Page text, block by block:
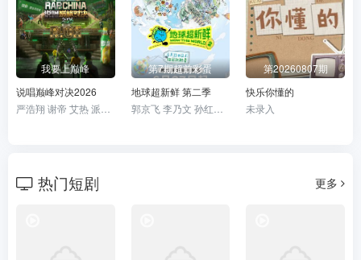
我要上巅峰
说唱巅峰对决2026
第7期超前彩蛋
地球超新鲜 第二季
第20260807期
快乐你懂的
未录入
热门短剧 更多